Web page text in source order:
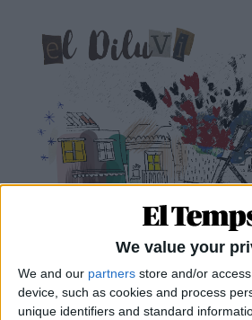
We value your
We and our partners store and/or
device, such as cookies and process
unique identifiers and standard